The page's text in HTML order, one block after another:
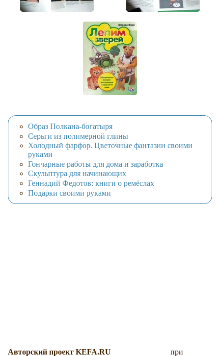
Образ Полкана-богатыря
Серьги из полимерной глины
Холодный фарфор. Цветочные фантазии своими
руками
Гончарные работы для дома и заработка
Скульптура для начинающих
Геннадий Федотов: книги о ремёслах
Подарки своими руками
Авторский проект KEFA.RU при